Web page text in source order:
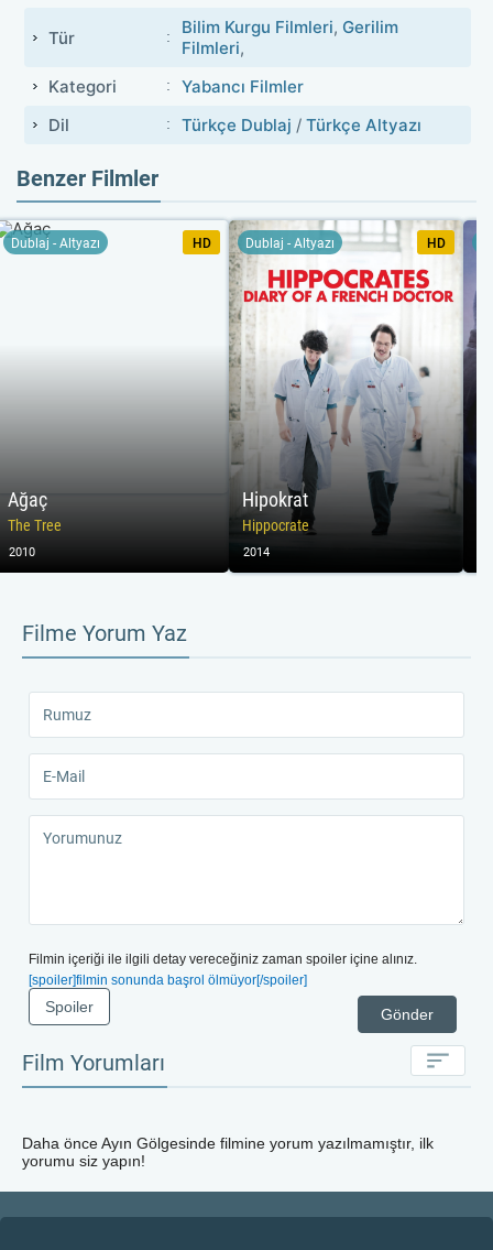
yaşlarında bir Afrika kökenli-Amerikalı kadın olarak
saldırganın tarifini yapıyor. Holt şehir çapında bir
insan avı düzenlerken, Lockhart ve Maddox şüpheliyi
bir metroya kadar kovalar ve Lockhart şüpheli ile
yüzleştiğinde, karısının o gün doğum yapması da
koyduğuna şahit olacaktır.
Tür Bilim Kurgu Filmleri, Gerilim
Filmleri,
Kategori
Yabancı Filmler
Dil
Türkçe Dublaj / Türkçe Altyazı
Benzer Filmler
Ağaç
The Tree
Dublaj - Altyazı HD
2010
Hipokrat
Hippocrate
Dublaj - Altyazı HD
2014
Filme Yorum Yaz
Filmin içeriği ile ilgili detay vereceğiniz zaman spoiler içine alınız.
[spoiler]filmin sonunda başrol ölmüyor[/spoiler]
Gönder
Spoiler
Film Yorumları
Daha önceAyın Gölgesinde filmine yorum yazılmamıştır, ilk
yorumu siz yapın!